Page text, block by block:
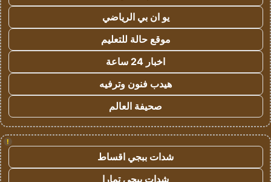
يو ان بي الرياضي
موقع حالة للتعليم
اخبار 24 ساعة
هيدب فنون وترفيه
صحيفة العالم
!
شدات ببجي اقساط
شدات ببجي تمارا